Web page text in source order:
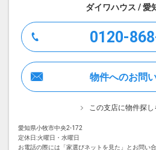
ダイワハウス / 愛
0120-
物件へのお問
この支店に物件探
愛知県小牧市中央2-172
定休日:火曜日・水曜日
お電話の際には「家選びネットを見た」とお問い合